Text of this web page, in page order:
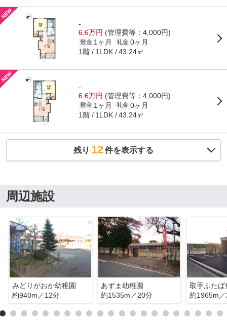
-
6.6万円 (管理費等：4,000円)
敷金 1ヶ月 礼金 0ヶ月
1階 1LDK 43.24㎡
-
6.6万円 (管理費等：4,000円)
敷金 1ヶ月 礼金 0ヶ月
1階 1LDK 43.24㎡
残り 12件を表示する
周辺施設
みどりがおか幼稚園
約940m／12分
あずま幼稚園
約1535m／20分
取手ふたば
約1965m